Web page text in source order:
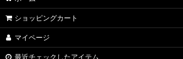
ショッピングカート
マイページ
最近チェックしたアイテム